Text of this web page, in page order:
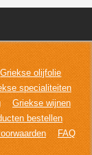
Griekse olijfolie
specialiteiten
Griekse wijnen
bestellen
FAQ